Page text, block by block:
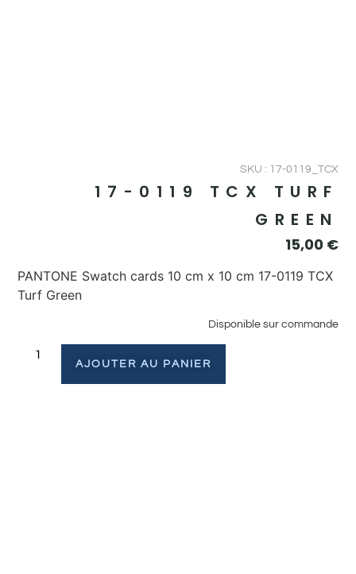
SKU : 17-0119_TCX
17-0119 TCX TURF
GREEN
15,00 €
PANTONE Swatch cards 10 cm x 10 cm 17-0119 TCX
Turf Green
Disponible sur commande
AJOUTER AU PANIER